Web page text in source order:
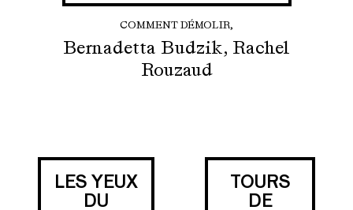
COMMENT DÉMOLIR,
Bernadetta Budzik, Rachel
Rouzaud
LES YEUX
DU
TOURS
DE